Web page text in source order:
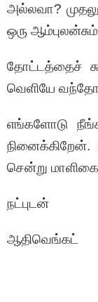
அல்லவா?
ஒரு
தோட்டத்தைச்
வெளியே
எங்களோடு
நினைக்கிறேன்.
சென்று
நட்புடன்
ஆதிவெங்கட்